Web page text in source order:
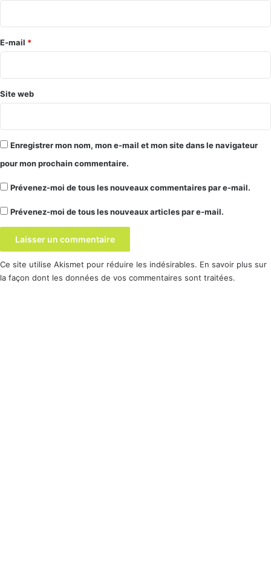
r
e
E-mail *
Site web
Enregistrer mon nom, mon e-mail et mon site dans le navigateur
pour mon prochain commentaire.
Prévenez-moi de tous les nouveaux commentaires par e-mail.
Prévenez-moi de tous les nouveaux articles par e-mail.
Ce site utilise Akismet pour réduire les indésirables. En savoir plus sur
la façon dont les données de vos commentaires sont traitées.